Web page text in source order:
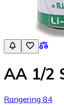
AA 1/2
Rangering 84